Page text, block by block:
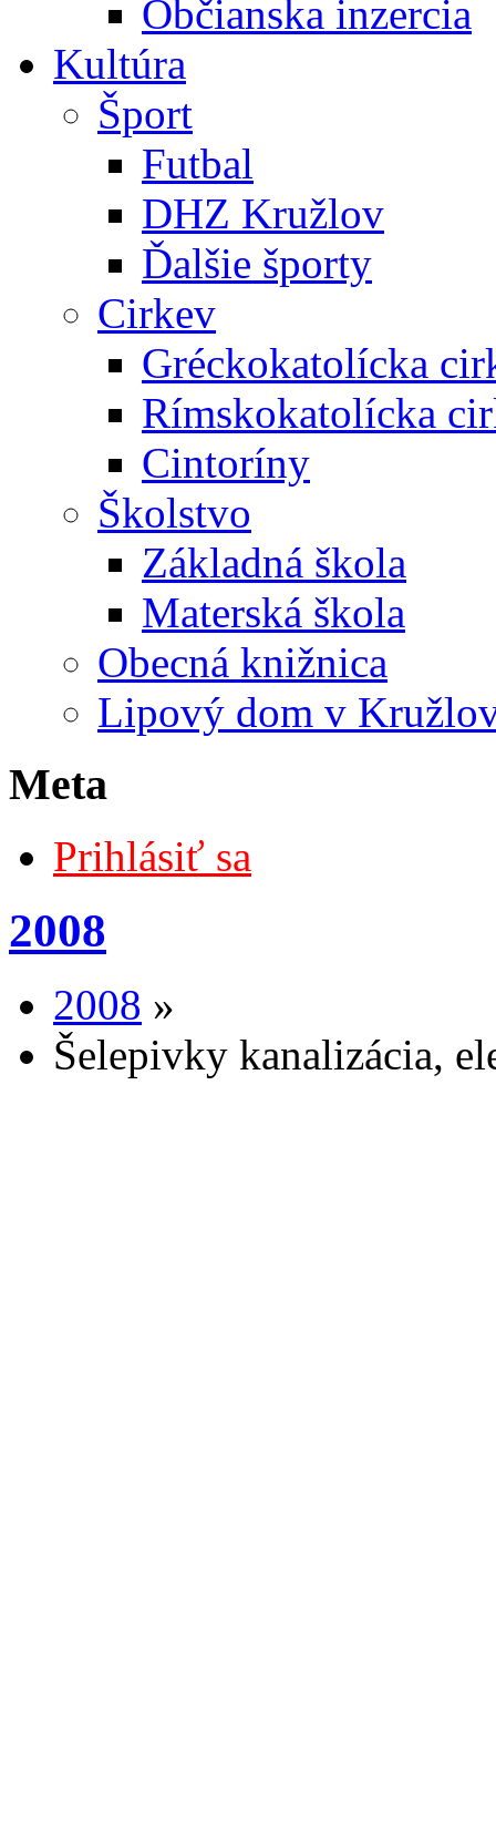
Občianska inzercia
Kultúra
Šport
Futbal
DHZ Kružlov
Ďalšie športy
Cirkev
Gréckokatolícka
Rímskokatolícka
Cintoríny
Školstvo
Základná škola
Materská škola
Obecná knižnica
Lipový dom v
Meta
Prihlásiť sa
2008
2008 »
Šelepivky kanalizácia,